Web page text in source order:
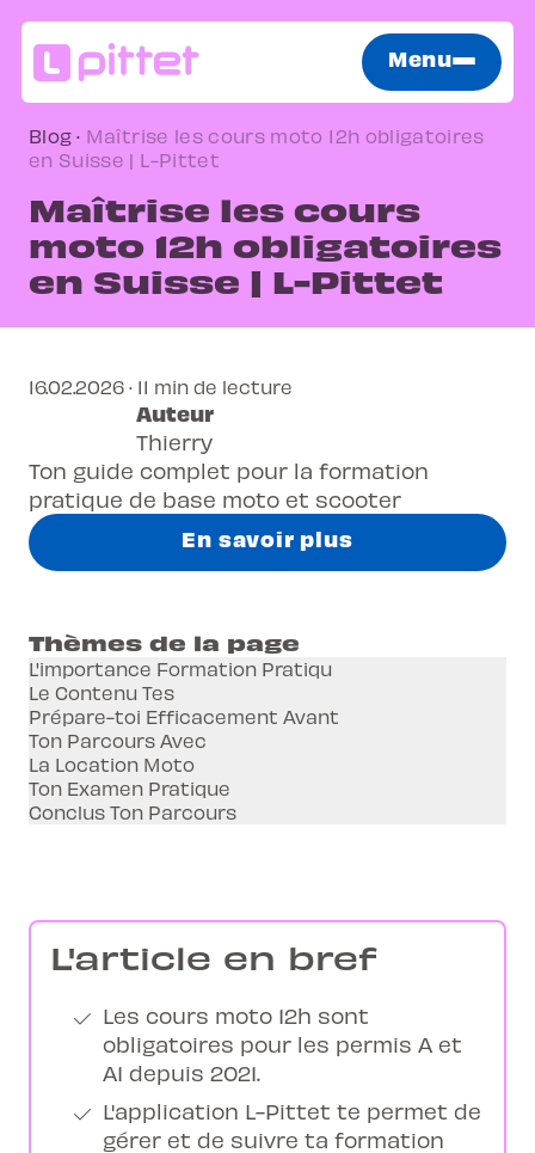
Menu
Blog · Maîtrise les cours moto 12h obligatoires
en Suisse | L-Pittet
Maîtrise les cours
moto 12h obligatoires
en Suisse | L-Pittet
Ton guide complet pour la formation
pratique de base moto et scooter
En savoir plus
16.02.2026 · 11 min de lecture
Auteur
Thierry
Thèmes de la page
L'importance Formation Pratiqu
Le Contenu Tes
Prépare-toi Efficacement Avant
Ton Parcours Avec
La Location Moto
Ton Examen Pratique
Conclus Ton Parcours
L'article en bref
Les cours moto 12h sont
obligatoires pour les permis A et
A1 depuis 2021.
L'application L-Pittet te permet de
gérer et de suivre ta formation